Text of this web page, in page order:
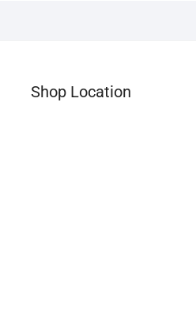
Shop Location